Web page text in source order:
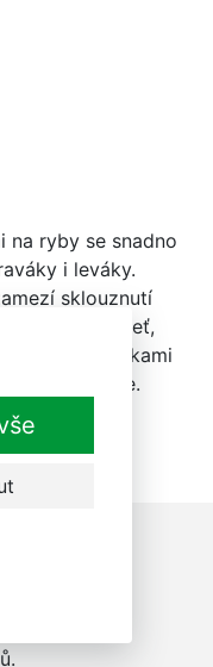
na ryby se snadno
i leváky.
sklouznutí
rukojeť,
práce s nůžkami
mýt v myčce.